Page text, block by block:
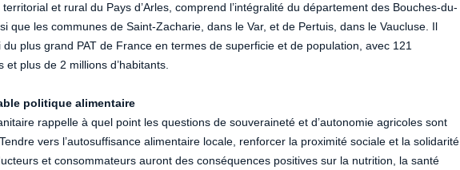
territorial et rural du Pays d’Arles, comprend l’intégralité du département des Bouches-du-
que les communes de Saint-Zacharie, dans le Var, et de Pertuis, dans le Vaucluse. Il
du plus grand PAT de France en termes de superficie et de population, avec 121
et plus de 2 millions d’habitants.
politique alimentaire
rappelle à quel point les questions de souveraineté et d’autonomie agricoles sont
vers l’autosuffisance alimentaire locale, renforcer la proximité sociale et la solidarité
et consommateurs auront des conséquences positives sur la nutrition, la santé